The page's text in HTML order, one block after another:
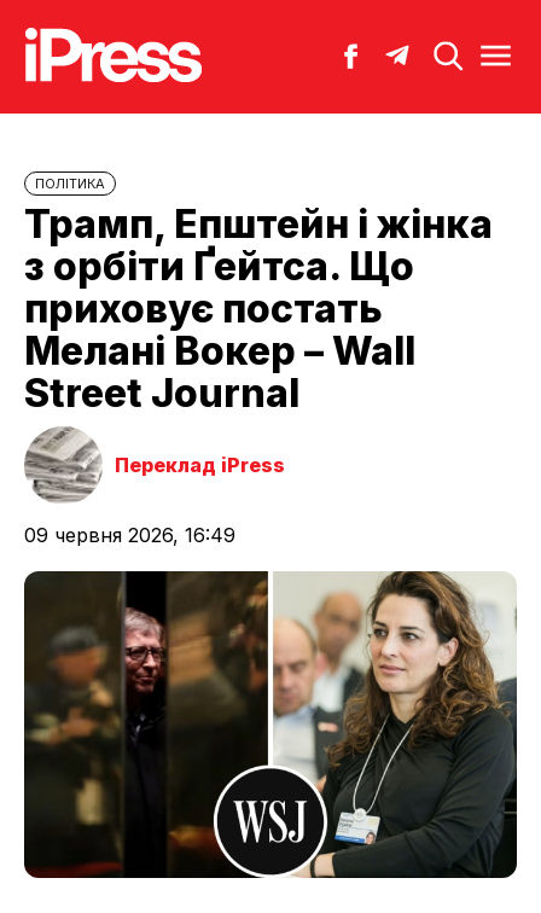
ПОЛІТИКА
Трамп, Епштейн і жінка
з орбіти Ґейтса. Що
приховує постать
Мелані Вокер – Wall
Street Journal
Переклад iPress
09 червня 2026, 16:49